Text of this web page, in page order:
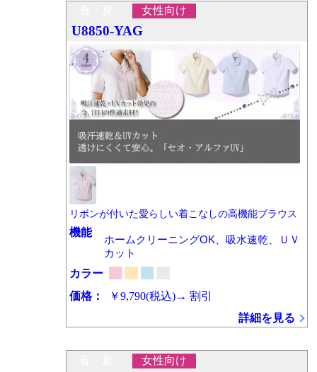
U8850-YAG
女性向け
リボンが付いた愛らしい着こなしの高機能ブラウス
機能
ホームクリーニングOK、吸水速乾、ＵＶ
カット
カラー
価格：
￥9,790(税込)→割引
詳細を見る
女性向け